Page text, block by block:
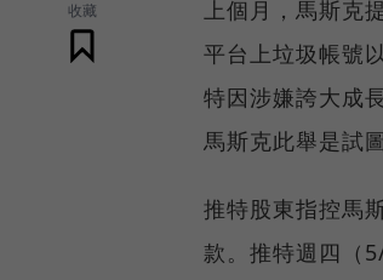
收藏
上個月，馬斯克
平台上垃圾帳號
特因涉嫌誇大成
馬斯克此舉是試
推特股東指控馬
款。推特週四（